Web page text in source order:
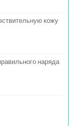
кожу
наряда